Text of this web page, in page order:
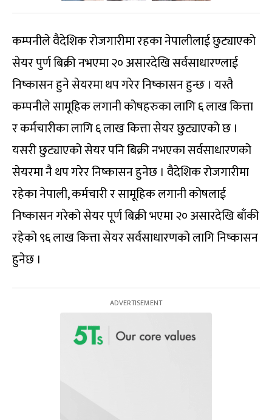
कम्पनीले वैदेशिक रोजगारीमा रहका नेपालीलाई छुट्याएको
सेयर पुर्ण बिक्री नभएमा २० असारदेखि सर्वसाधारण्लाई
निष्कासन हुने सेयरमा थप गरेर निष्कासन हुन्छ । यस्तै
कम्पनीले सामूहिक लगानी कोषहरुका लागि ६ लाख कित्ता
र कर्मचारीका लागि ६ लाख कित्ता सेयर छुट्याएको छ ।
यसरी छुट्याएको सेयर पनि बिक्री नभएका सर्वसाधारणको
सेयरमा नै थप गरेर निष्कासन हुनेछ । वैदेशिक रोजगारीमा
रहेका नेपाली, कर्मचारी र सामूहिक लगानी कोषलाई
निष्कासन गरेको सेयर पूर्ण बिक्री भएमा २० असारदेखि बाँकी
रहेको ९६ लाख कित्ता सेयर सर्वसाधारणको लागि निष्कासन
हुनेछ ।